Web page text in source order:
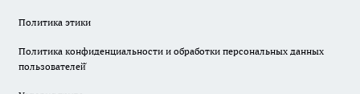
Политика этики
Политика конфиденциальности и обработки персональных данных
пользователей̆